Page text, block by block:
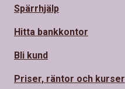
Spärrhjälp
Hitta bankkontor
Bli kund
Priser, räntor och kurser